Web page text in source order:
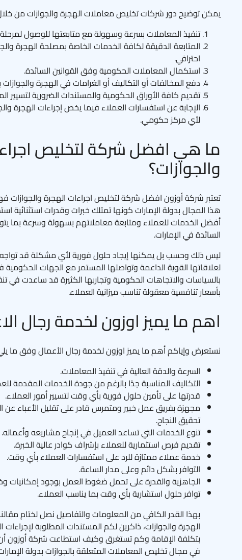
يمكن توضيح دور شركات تخليص معاملات الهجرة والجوازات من
تنفيذ المعاملات بسرعة وسهولة مع متابعتها للوصول لمرحلة
المتابعة الدقيقة لكافة الخدمات الخاصة بمصلحة الهجرة
احترافي.
استكمال المعاملات الحكومية وفق القوانين السائدة.
دفع المخالفات أو التكاليف أو الغرامات في الهجرة
تقديم كافة الأوراق الحكومية والمستندات الضرورية لتسيير
الإجابة عن استفسارات العملاء فيما يخص إجراءات الهجرة
لأي مركز حكومي.
ما هي افضل شركة لتخليص
والجوازات؟
تعتبر شركة أوزون افضل شركة لتخليص اجراءات الهجرة
هذا المجال بدولة الإمارات كونها تمتلك خبرات وقدرات استثنائية
أفضل الخدمات للعملاء ومتابعة معاملاتهم بسهولة وسرعة بما
السائدة في الإمارات.
ليس ذلك وحسب بل يمكنها إيجاد حلول فورية لأي مشكلة قد تواجه
لعلاقاتها القوية الداعمة وتواصلها المستمر مع الجهات
بالسياسات والاتجاهات الحكومية وتجاربها الكثيرة قد ساعدت في
بأسعار تنافسية معقولة تناسب ميزانية العملاء.
اهم ما يميز اوزون لخدمة رجال
نستعرض وإياكم أهم ما يميز اوزون لخدمة رجال الأعمال وفق ما
السرعة والدقة العالية في تنفيذ المعاملات.
التكاليف المناسبة جدًا بالرغم من جودة الخدمات المقدمة
قدرتها على تأمين حلول فورية بأي وقت لتسيير أمور العملاء.
مجهزة بفريق عمل خبير ومتمرس قادر على تقليل الأعباء
تحقيق النجاح.
تنوع الخدمات التي تساعد العميل في إنجاح مشاريعه وأعماله.
تقديم فرص استثمارية للعملاء بإشراف كوادر عالية الخبرة.
خدمة عملاء ممتازة للرد على استفسارات العملاء بأي وقت.
التوافر بشكل دائم وعلى مدار الساعة.
الجاهزية والقدرة على تحمل ضغوط العمل بوجود إمكانيات
توافر حلول استشارية بأي وقت بما يناسب العملاء.
بهذا القدر الكافي من المعلومات والتفاصيل نصل لختام
الهجرة والجوازات، ذاكرين لكم المستندات المطلوبة لإجراءات
بتكلفة الإقامة وكم تستغرق وكيف استطاعت شركة أوزون
في مجال تخليص المعاملات المتعلقة بالجوازات بدولة